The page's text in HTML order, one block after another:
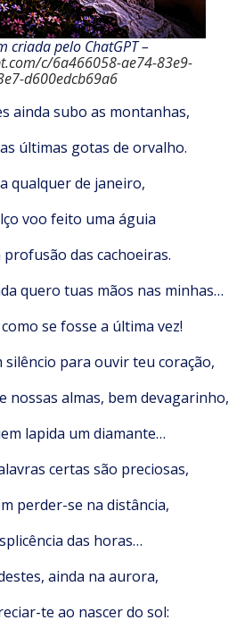
criada pelo ChatGPT –
c/6a466058-ae74-83e9-
d600edcb69a6
ainda subo as montanhas,
últimas gotas de orvalho.
qualquer de janeiro,
voo feito uma águia
das cachoeiras.
quero tuas mãos nas minhas…
se fosse a última vez!
silêncio para ouvir teu coração,
nossas almas, bem devagarinho,
lapida um diamante…
certas são preciosas,
perder-se na distância,
das horas…
ainda na aurora,
te ao nascer do sol: